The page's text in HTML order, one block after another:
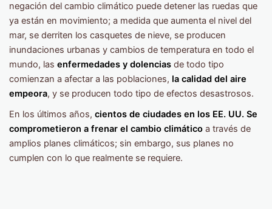
negación del cambio climático puede detener las ruedas que
ya están en movimiento; a medida que aumenta el nivel del
mar, se derriten los casquetes de nieve, se producen
inundaciones urbanas y cambios de temperatura en todo el
mundo, las enfermedades y dolencias de todo tipo
comienzan a afectar a las poblaciones, la calidad del aire
empeora, y se producen todo tipo de efectos desastrosos.
En los últimos años, cientos de ciudades en los EE. UU. Se
comprometieron a frenar el cambio climático a través de
amplios planes climáticos; sin embargo, sus planes no
cumplen con lo que realmente se requiere.